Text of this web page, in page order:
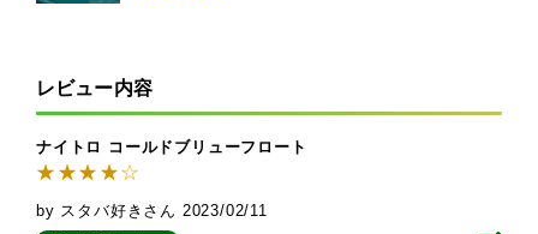
レビュー内容
ナイトロ コールドブリューフロート
by スタバ好きさん 2023/02/11